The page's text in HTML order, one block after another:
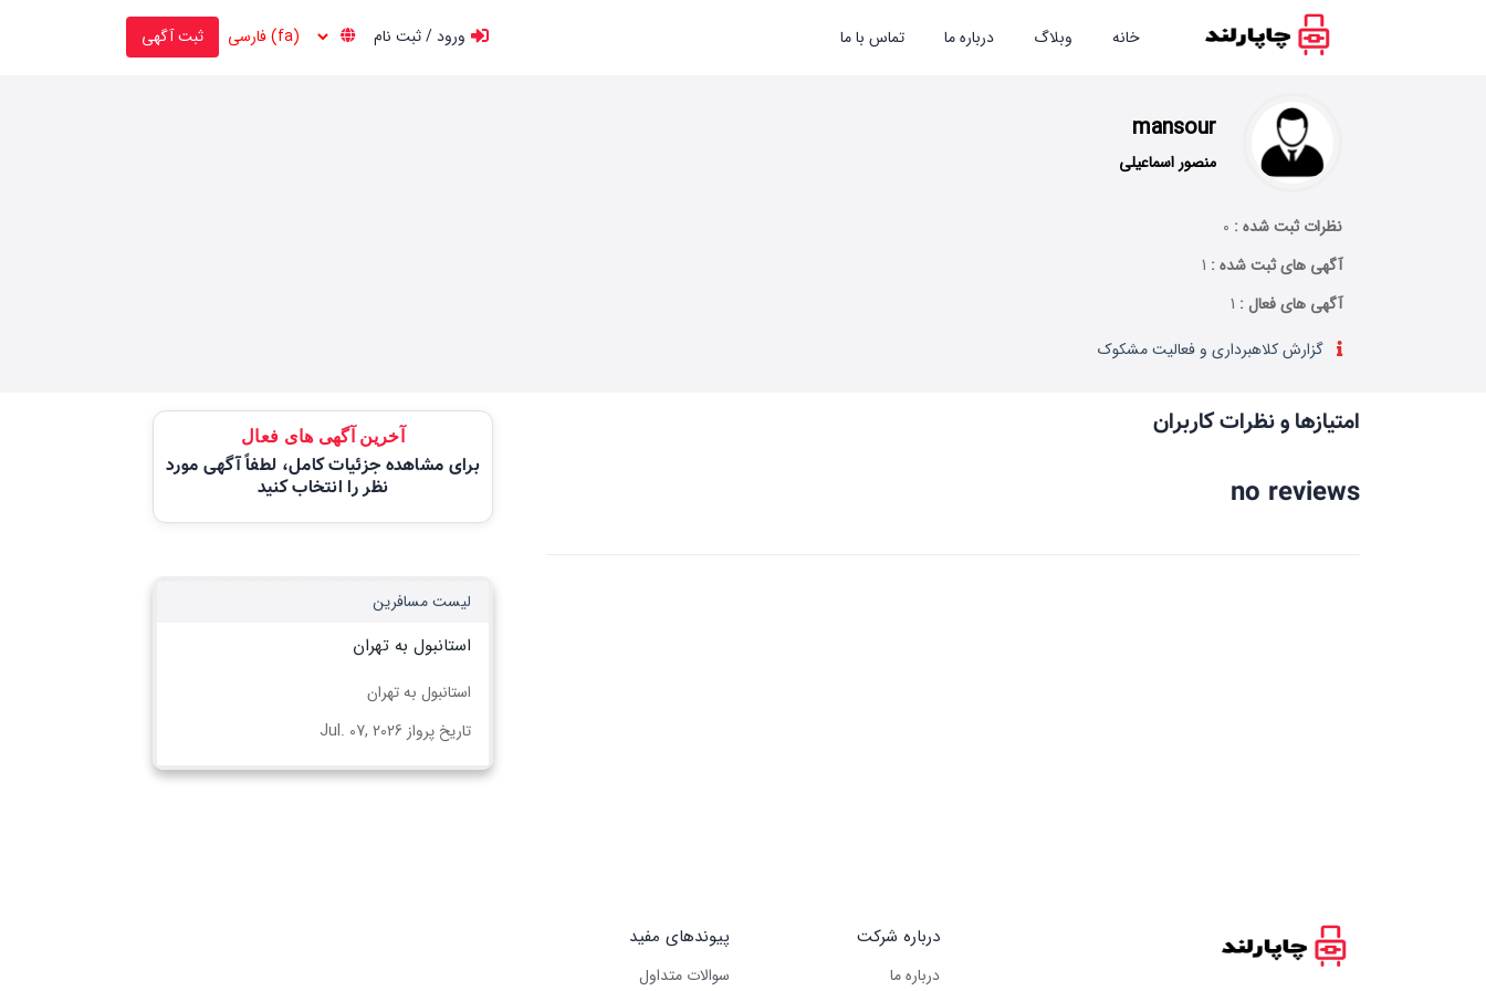
خانه وبلاگ درباره ما تماس با ما ورود / ثبت نام ثبت آگهی
mansour
منصور اسماعیلی
نظرات ثبت شده : 0
آگهی های ثبت شده : 1
آگهی های فعال : 1
گزارش کلاهبرداری و فعالیت مشکوک
امتیازها و نظرات کاربران
no reviews
آخرین آگهی های فعال
برای مشاهده جزئیات کامل، لطفاً آگهی مورد
نظر را انتخاب کنید
لیست مسافرین
استانبول به تهران
استانبول به تهران
تاریخ پرواز Jul. 07, 2026
درباره شرکت
درباره ما
پیوندهای مفید
سوالات متداول